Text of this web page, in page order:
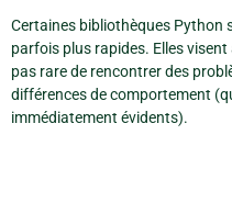
Certaines bibliothèques Python
parfois plus rapides. Elles visent
pas rare de rencontrer des
différences de comportement
immédiatement évidents).